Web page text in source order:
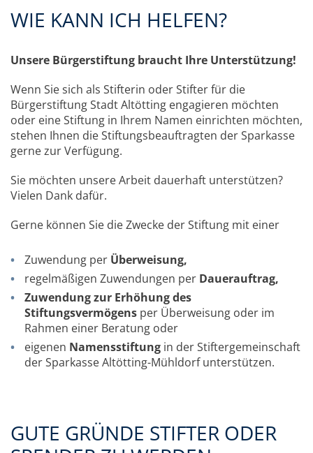
WIE KANN ICH HELFEN?
Unsere Bürgerstiftung braucht Ihre Unterstützung!
Wenn Sie sich als Stifterin oder Stifter für die
Bürgerstiftung Stadt Altötting engagieren möchten
oder eine Stiftung in Ihrem Namen einrichten möchten,
stehen Ihnen die Stiftungsbeauftragten der Sparkasse
gerne zur Verfügung.
Sie möchten unsere Arbeit dauerhaft unterstützen?
Vielen Dank dafür.
Gerne können Sie die Zwecke der Stiftung mit einer
Zuwendung per Überweisung,
regelmäßigen Zuwendungen per Dauerauftrag,
Zuwendung zur Erhöhung des
Stiftungsvermögens per Überweisung oder im
Rahmen einer Beratung oder
eigenen Namensstiftung in der Stiftergemeinschaft
der Sparkasse Altötting-Mühldorf unterstützen.
GUTE GRÜNDE STIFTER ODER